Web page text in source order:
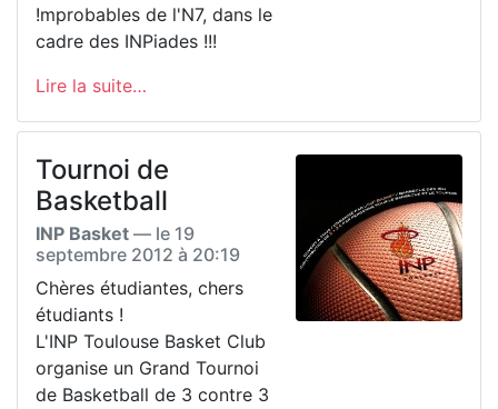
!mprobables de l'N7, dans le
cadre des INPiades !!!
Lire la suite…
Tournoi de
Basketball
INP Basket — le 19
septembre 2012 à 20:19
Chères étudiantes, chers
étudiants !
L'INP Toulouse Basket Club
organise un Grand Tournoi
de Basketball de 3 contre 3